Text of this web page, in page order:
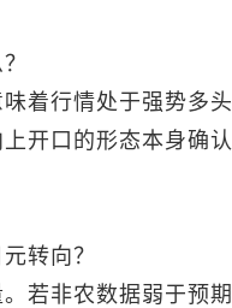
着行情处于强势多
开口的形态本身确
转向？
若非农数据弱于预